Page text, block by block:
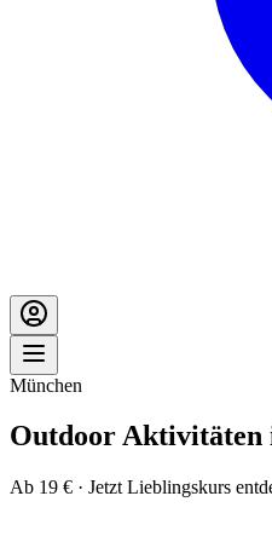
München
Outdoor Aktivitäten
Ab 19 € · Jetzt Lieblingskurs